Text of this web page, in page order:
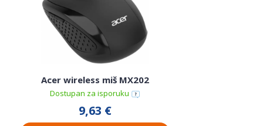
Acer wireless miš MX202
Dostupan za isporuku
9,63 €